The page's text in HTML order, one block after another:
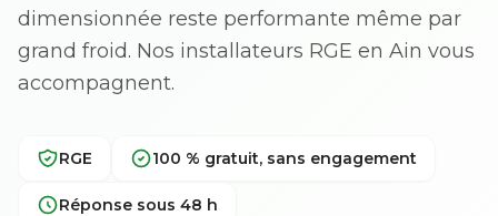
dimensionnée reste performante même par
grand froid. Nos installateurs RGE en Ain vous
accompagnent.
RGE 100 % gratuit, sans engagement
Réponse sous 48 h